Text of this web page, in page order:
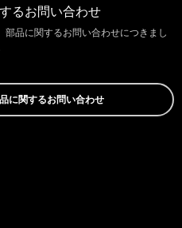
るお問い合わせ
品に関するお問い合わせにつきまし
に関するお問い合わせ